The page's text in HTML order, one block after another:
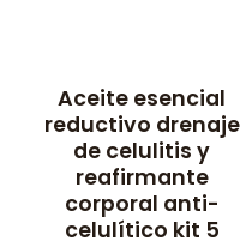
Aceite esencial
reductivo drenaje
de celulitis y
reafirmante
corporal anti-
celulítico kit 5